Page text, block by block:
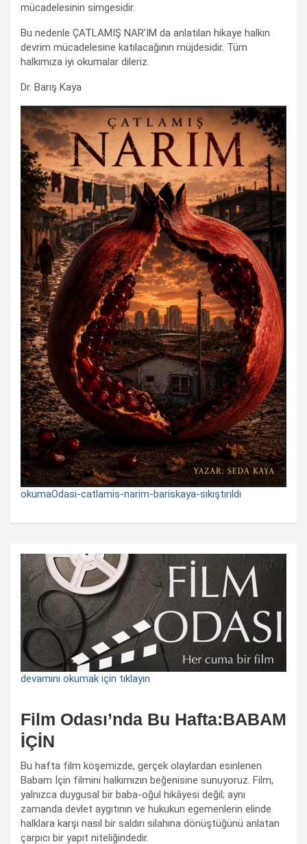
mücadelesinin simgesidir.
Bu nedenle ÇATLAMIŞ NAR’IM da anlatılan hikaye halkın
devrim mücadelesine katılacağının müjdesidir. Tüm
halkımıza iyi okumalar dileriz.
Dr. Barış Kaya
okumaOdasi-catlamis-narim-bariskaya-sıkıştırıldı
devamını okumak için tıklayın
Film Odası’nda Bu Hafta:BABAM
İÇİN
Bu hafta film köşemizde, gerçek olaylardan esinlenen
Babam İçin filmini halkımızın beğenisine sunuyoruz. Film,
yalnızca duygusal bir baba-oğul hikâyesi değil; aynı
zamanda devlet aygıtının ve hukukun egemenlerin elinde
halklara karşı nasıl bir saldırı silahına dönüştüğünü anlatan
çarpıcı bir yapıt niteliğindedir.